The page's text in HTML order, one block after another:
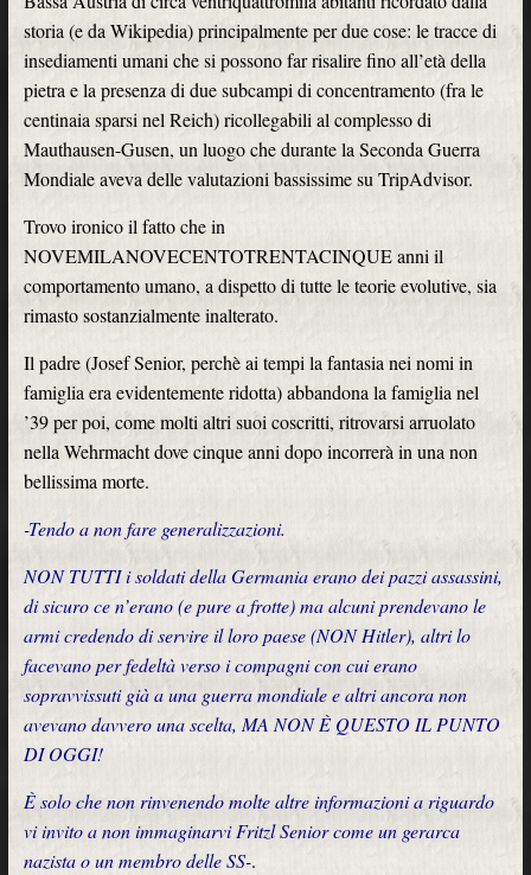
storia (e da Wikipedia) principalmente per due cose: le tracce di
insediamenti umani che si possono far risalire fino all’età della
pietra e la presenza di due subcampi di concentramento (fra le
centinaia sparsi nel Reich) ricollegabili al complesso di
Mauthausen-Gusen, un luogo che durante la Seconda Guerra
Mondiale aveva delle valutazioni bassissime su TripAdvisor.
Trovo ironico il fatto che in
NOVEMILANOVECENTOTRENTACINQUE anni il
comportamento umano, a dispetto di tutte le teorie evolutive, sia
rimasto sostanzialmente inalterato.
Il padre (Josef Senior, perchè ai tempi la fantasia nei nomi in
famiglia era evidentemente ridotta) abbandona la famiglia nel
’39 per poi, come molti altri suoi coscritti, ritrovarsi arruolato
nella Wehrmacht dove cinque anni dopo incorrerà in una non
bellissima morte.
-Tendo a non fare generalizzazioni.
NON TUTTI i soldati della Germania erano dei pazzi assassini,
di sicuro ce n’erano (e pure a frotte) ma alcuni prendevano le
armi credendo di servire il loro paese (NON Hitler), altri lo
facevano per fedeltà verso i compagni con cui erano
sopravvissuti già a una guerra mondiale e altri ancora non
avevano davvero una scelta, MA NON È QUESTO IL PUNTO
DI OGGI!
È solo che non rinvenendo molte altre informazioni a riguardo
vi invito a non immaginarvi Fritzl Senior come un gerarca
nazista o un membro delle SS-.